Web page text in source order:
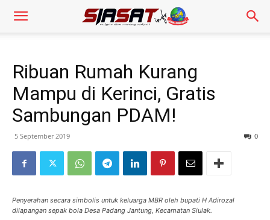
Ribuan Rumah Kurang
Mampu di Kerinci, Gratis
Sambungan PDAM!
5 September 2019 0
Penyerahan secara simbolis untuk keluarga MBR oleh bupati H Adirozal
dilapangan sepak bola Desa Padang Jantung, Kecamatan Siulak.